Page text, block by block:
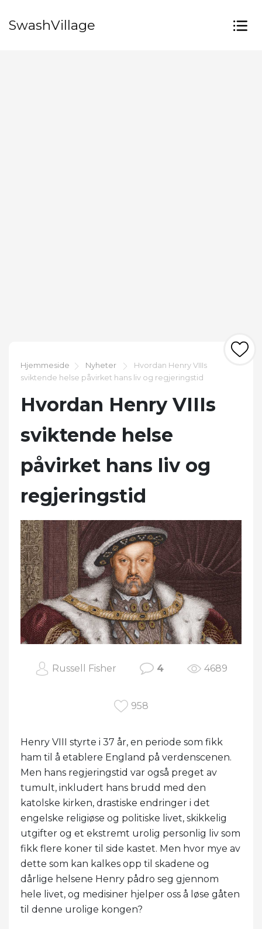
SwashVillage
Hjemmeside Nyheter
Hvordan Henry VIIIs
sviktende helse påvirket hans liv og regjeringstid
Hvordan Henry VIIIs
sviktende helse
påvirket hans liv og
regjeringstid
Russell Fisher 4 4689
958
Henry VIII styrte i 37 år, en periode som fikk
ham til å etablere England på verdenscenen.
Men hans regjeringstid var også preget av
tumult, inkludert hans brudd med den
katolske kirken, drastiske endringer i det
engelske religiøse og politiske livet, skikkelig
utgifter og et ekstremt urolig personlig liv som
fikk flere koner til side kastet. Men hvor mye av
dette som kan kalkes opp til skadene og
dårlige helsene Henry pådro seg gjennom
hele livet, og medisiner hjelper oss å løse gåten
til denne urolige kongen?